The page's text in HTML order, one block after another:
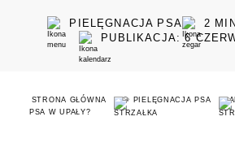
PIELĘGNACJA PSA 2
PUBLIKACJA: 6
STRONA GŁÓWNA 🐶 PIELĘGNACJA PSA
PSA W UPAŁY?